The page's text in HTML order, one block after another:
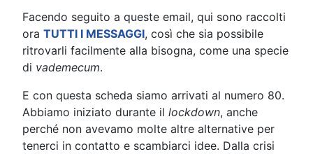
Facendo seguito a queste email, qui sono raccolti
ora TUTTI I MESSAGGI, così che sia possibile
ritrovarli facilmente alla bisogna, come una specie
di vademecum.
E con questa scheda siamo arrivati al numero 80.
Abbiamo iniziato durante il lockdown, anche
perché non avevamo molte altre alternative per
tenerci in contatto e scambiarci idee. Dalla crisi